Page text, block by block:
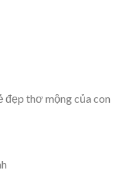
đẹp thơ mộng của con